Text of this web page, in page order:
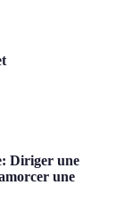
Diriger une
une